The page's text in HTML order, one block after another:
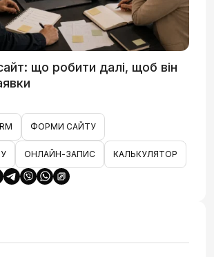
що робити далі, щоб він
ФОРМИ САЙТУ
ОНЛАЙН-ЗАПИС КАЛЬКУЛЯТОР